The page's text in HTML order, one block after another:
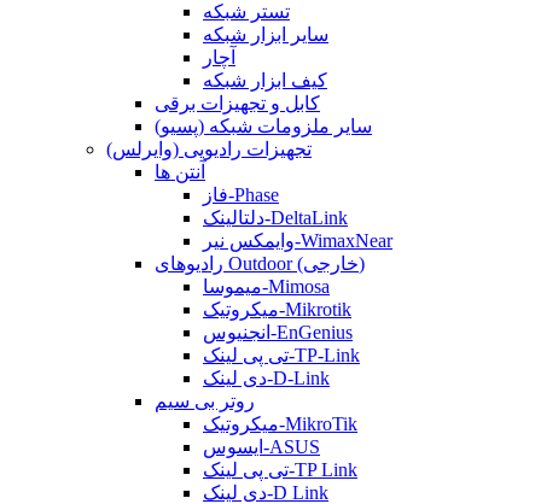
تستر شبکه
سایر ابزار شبکه
آچار
کیف ابزار شبکه
کابل و تجهیزات برقی
سایر ملزومات شبکه (پسیو)
تجهیزات رادیویی (وایرلس)
آنتن ها
فاز-Phase
دلتالینک-DeltaLink
وایمکس نیر-WimaxNear
رادیوهای Outdoor (خارجی)
میموسا-Mimosa
میکروتیک-Mikrotik
انجنیوس-EnGenius
تی پی لینک-TP-Link
دی لینک-D-Link
روتر بی سیم
میکروتیک-MikroTik
ایسوس-ASUS
تی پی لینک-TP Link
دی لینک-D Link